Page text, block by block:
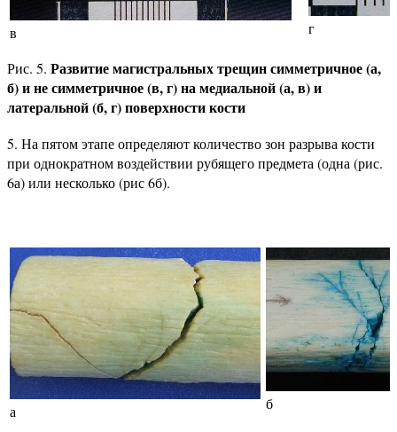
в г
Рис. 5. Развитие магистральных трещин симметричное (а,
б) и не симметричное (в, г) на медиальной (а, в) и
латеральной (б, г) поверхности кости
5. На пятом этапе определяют количество зон разрыва кости
при однократном воздействии рубящего предмета (одна (рис.
6а) или несколько (рис 6б).
а б